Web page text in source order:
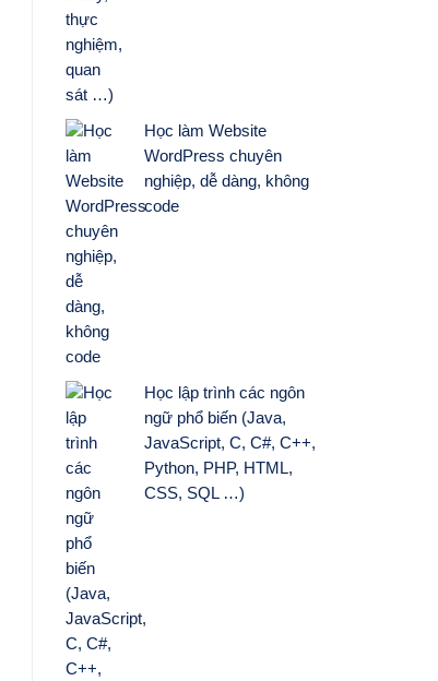
Học làm Website
WordPress chuyên
nghiệp, dễ dàng, không
code
Học lập trình các ngôn
ngữ phổ biến (Java,
JavaScript, C, C#, C++,
Python, PHP, HTML,
CSS, SQL …)